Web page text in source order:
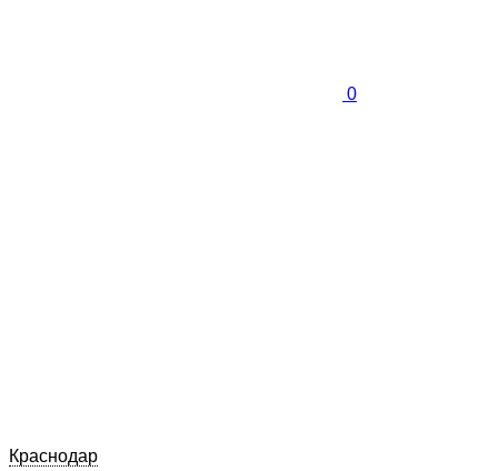
0
Краснодар